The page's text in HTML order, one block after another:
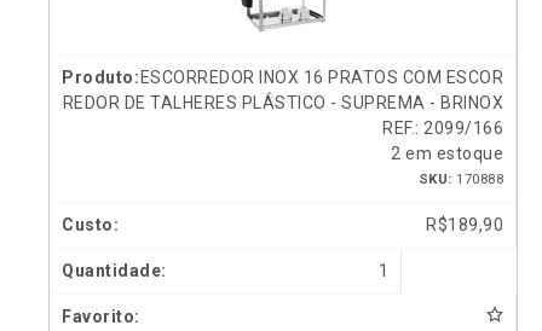
ESCORREDOR INOX 16 PRATOS COM ESCOR
REDOR DE TALHERES PLÁSTICO - SUPREMA - BRINOX
REF.: 2099/166
2 em estoque
SKU: 170888
R$189,90
1